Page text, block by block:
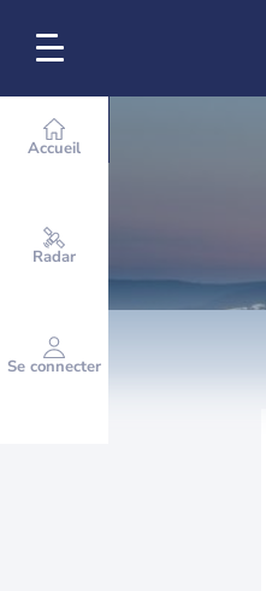
Accueil
Radar
Se connecter